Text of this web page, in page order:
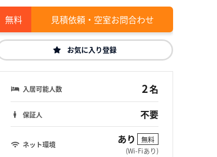
見積依頼・空室お問合わせ
お気に入り登録
入居可能人数 2名
保証人 不要
ネット環境 あり
無料
(Wi-Fiあり)